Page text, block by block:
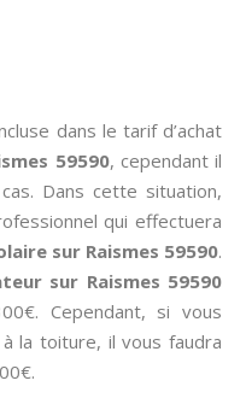
dans le tarif d’achat
59590, cependant il
Dans cette situation,
qui effectuera
sur Raismes 59590.
sur Raismes 59590
Cependant, si vous
la toiture, il vous faudra